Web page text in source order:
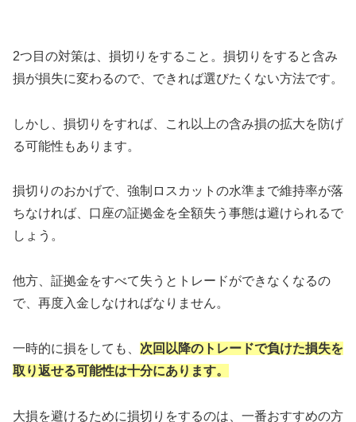
2つ目の対策は、損切りをすること。損切りをすると含み
損が損失に変わるので、できれば選びたくない方法です。
しかし、損切りをすれば、これ以上の含み損の拡大を防げ
る可能性もあります。
損切りのおかげで、強制ロスカットの水準まで維持率が落
ちなければ、口座の証拠金を全額失う事態は避けられるで
しょう。
他方、証拠金をすべて失うとトレードができなくなるの
で、再度入金しなければなりません。
一時的に損をしても、 次回以降のトレードで負けた損失を
取り返せる可能性は十分にあります。
大損を避けるために損切りをするのは、一番おすすめの方